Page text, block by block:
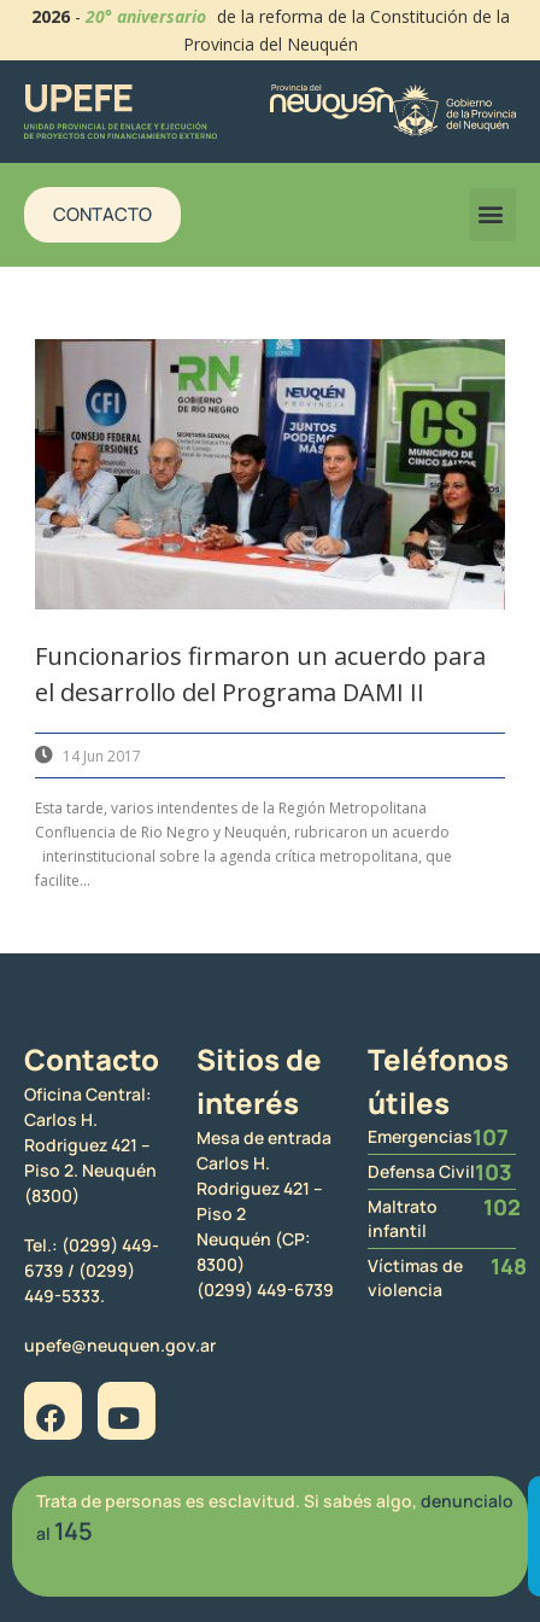
2026-20° aniversario de la reforma de la Constitución de la
Provincia del Neuquén
CONTACTO
Funcionarios firmaron un acuerdo para
el desarrollo del Programa DAMI II
14 Jun 2017
Esta tarde, varios intendentes de la Región Metropolitana
Confluencia de Rio Negro y Neuquén, rubricaron un acuerdo
interinstitucional sobre la agenda crítica metropolitana, que
facilite...
Contacto
Oficina Central:
Carlos H.
Rodriguez 421 –
Piso 2. Neuquén
(8300)
Tel.: (0299) 449-
6739 / (0299)
449-5333.
upefe@neuquen.gov.ar
Sitios de
interés
Mesa de entrada
Carlos H.
Rodriguez 421 –
Piso 2
Neuquén (CP:
8300)
(0299) 449-6739
Teléfonos
útiles
Emergencias107
Defensa Civil103
Maltrato
infantil
102
Víctimas de
violencia
148
Trata de personas es esclavitud. Si sabés algo, denuncialo
al 145